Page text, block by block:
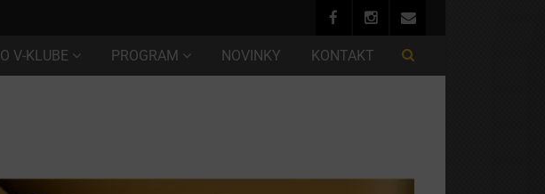
O V-KLUBE PROGRAM NOVINKY KONTAKT